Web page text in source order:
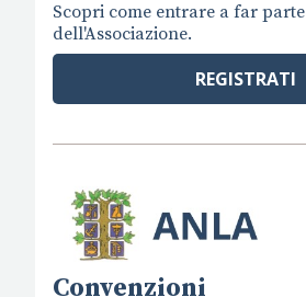
Scopri come entrare a far parte
dell'Associazione.
REGISTRATI
Convenzioni